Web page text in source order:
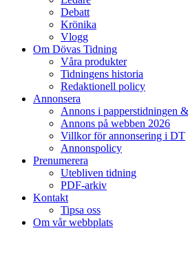
Debatt
Krönika
Vlogg
Om Dövas Tidning
Våra produkter
Tidningens historia
Redaktionell policy
Annonsera
Annons i papperstidningen
Annons på webben 2026
Villkor för annonsering i DT
Annonspolicy
Prenumerera
Utebliven tidning
PDF-arkiv
Kontakt
Tipsa oss
Om vår webbplats